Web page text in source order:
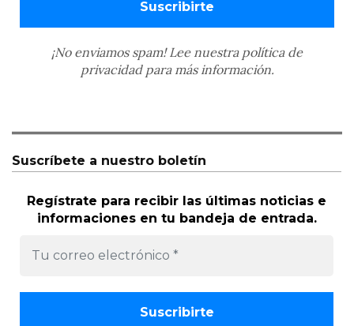
¡No enviamos spam! Lee nuestra política de
privacidadpara más información.
Suscríbete a nuestro boletín
Regístrate para recibir las últimas noticias e
informaciones en tu bandeja de entrada.